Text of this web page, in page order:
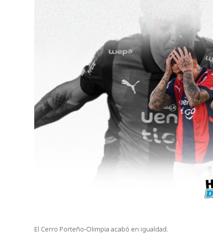
El Cerro Porteño-Olimpia acabó en igualdad.